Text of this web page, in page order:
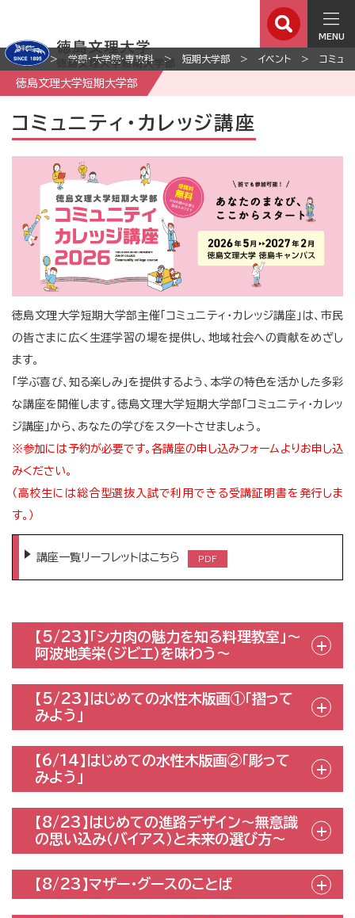
MENU
ホーム 学部・大学院・専攻科 短期大学部 イベント コミュニ
徳島文理大学短期大学部
コミュニティ・カレッジ講座
徳島文理大学短期大学部主催「コミュニティ・カレッジ講座」は、市民
の皆さまに広く生涯学習の場を提供し、地域社会への貢献をめざし
ます。
「学ぶ喜び、知る楽しみ」を提供するよう、本学の特色を活かした多彩
な講座を開催します。徳島文理大学短期大学部「コミュニティ・カレッ
ジ講座」から、あなたの学びをスタートさせましょう。
※参加には予約が必要です。各講座の申し込みフォームよりお申し込
みください。
（高校生には総合型選抜入試で利用できる受講証明書を発行しま
す。）
講座一覧リーフレットはこちら
【5/23】「シカ肉の魅力を知る料理教室」～
阿波地美栄（ジビエ）を味わう～
【5/23】はじめての水性木版画①「摺って
みよう」
【6/14】はじめての水性木版画②「彫って
みよう」
【8/23】はじめての進路デザイン〜無意識
の思い込み（バイアス）と未来の選び方〜
【8/23】マザー・グースのことば